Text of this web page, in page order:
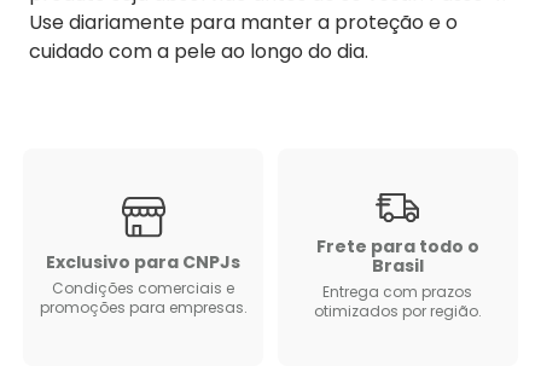
Use diariamente para manter a proteção e o
cuidado com a pele ao longo do dia.
Exclusivo para CNPJs
Condições comerciais e
promoções para empresas.
Frete para todo o
Brasil
Entrega com prazos
otimizados por região.